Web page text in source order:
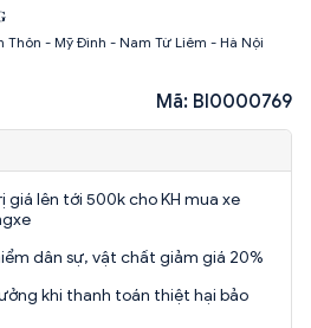
Thôn - Mỹ Đình - Nam Từ Liêm - Hà Nội
Mã: BI0000769
giá lên tới 500k cho KH mua xe
dân sự, vật chất giảm giá 20%
khi thanh toán thiệt hại bảo